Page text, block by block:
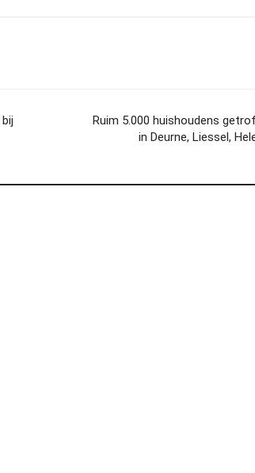
Ruim 5.000 huishoudens
in Deurne, Liessel,